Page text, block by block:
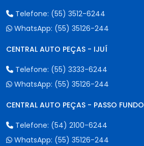
Telefone: (55) 3512-6244
WhatsApp: (55) 35126-244
CENTRAL AUTO PEÇAS - IJUÍ
Telefone: (55) 3333-6244
WhatsApp: (55) 35126-244
CENTRAL AUTO PEÇAS - PASSO FUNDO
Telefone: (54) 2100-6244
WhatsApp: (55) 35126-244